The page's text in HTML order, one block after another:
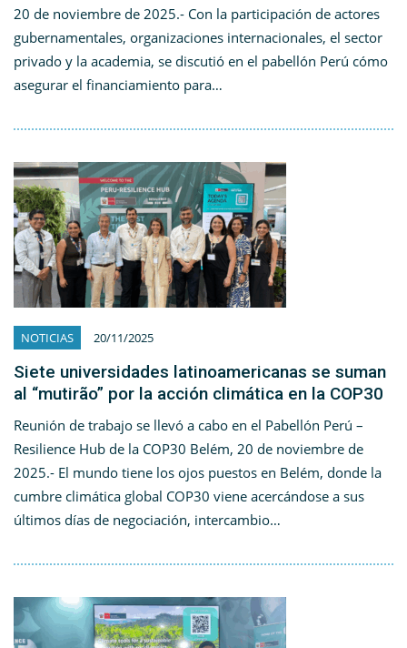
20 de noviembre de 2025.- Con la participación de actores
gubernamentales, organizaciones internacionales, el sector
privado y la academia, se discutió en el pabellón Perú cómo
asegurar el financiamiento para…
NOTICIAS 20/11/2025
Siete universidades latinoamericanas se suman
al “mutirão” por la acción climática en la COP30
Reunión de trabajo se llevó a cabo en el Pabellón Perú –
Resilience Hub de la COP30 Belém, 20 de noviembre de
2025.- El mundo tiene los ojos puestos en Belém, donde la
cumbre climática global COP30 viene acercándose a sus
últimos días de negociación, intercambio…